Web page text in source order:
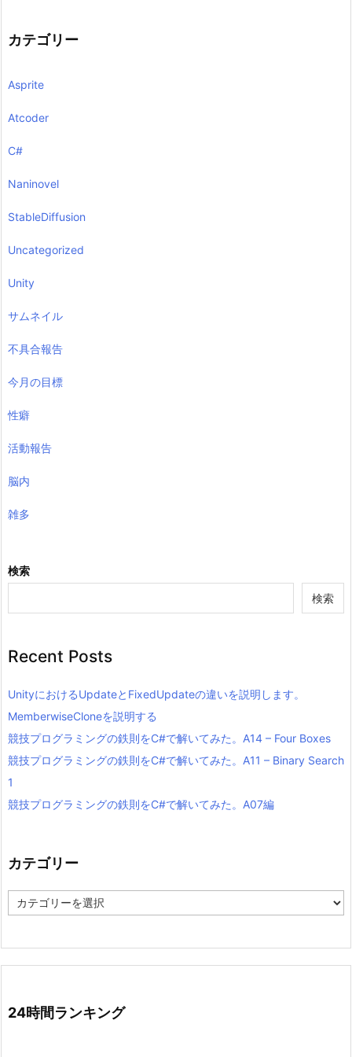
カテゴリー
Asprite
Atcoder
C#
Naninovel
StableDiffusion
Uncategorized
Unity
サムネイル
不具合報告
今月の目標
性癖
活動報告
脳内
雑多
検索
検索
Recent Posts
UnityにおけるUpdateとFixedUpdateの違いを説明します。
MemberwiseCloneを説明する
競技プログラミングの鉄則をC#で解いてみた。A14 – Four Boxes
競技プログラミングの鉄則をC#で解いてみた。A11 – Binary Search
1
競技プログラミングの鉄則をC#で解いてみた。A07編
カテゴリー
テ
24時間ランキング